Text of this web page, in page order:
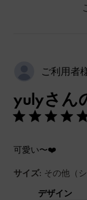
ご利用者
yulyさん
可愛い〜❤️
サイズ: その他（
デザイン